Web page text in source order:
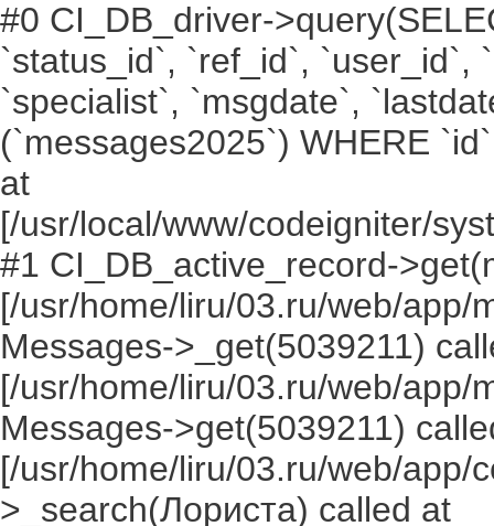
#0 CI_DB_driver-
`status_id`, `ref_id`, `user_id`,
`specialist`, `msgdate`,
(`messages2025`) WHERE
at
[/usr/local/www/codeigniter/
#1 CI_DB_active_record-
[/usr/home/liru/03.ru/web/app/
Messages->_get(5039211)
[/usr/home/liru/03.ru/web/app/
Messages->get(5039211)
[/usr/home/liru/03.ru/web/app/
>_search(Лориста) called at